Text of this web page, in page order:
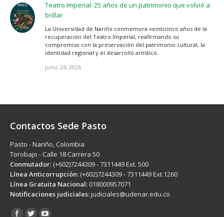
Teatro Imperial: 25 años de un patrimonio que volvió a
brillar
La Universidad de Nariño conmemora veinticinco años de la
recuperación del Teatro Imperial, reafirmando su
compromiso con la preservación del patrimonio cultural, la
identidad regional y el desarrollo artístico.
junio 24, 2026
Contactos Sede Pasto
Pasto - Nariño, Colombia
Torobajo - Calle 18 Carrera 50
Conmutador: (+602)7244309 - 7311449 Ext. 500
Línea Anticorrupción: (+602)7244309 - 7311449 Ext.1260
Línea Gratuita Nacional: 018000957071
Notificaciones judiciales:judiciales@udenar.edu.co
Encuéntranos en: